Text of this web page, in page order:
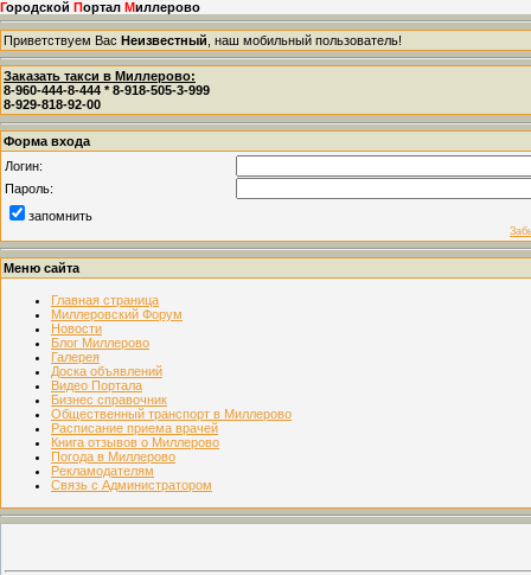
Городской Портал Миллерово
Приветствуем Вас Неизвестный , наш мобильный пользователь!
Заказать такси в Миллерово:
8-960-444-8-444 * 8-918-505-3-999
8-929-818-92-00
Форма входа
Логин:
Пароль:
запомнить
Меню сайта
Главная страница
Миллеровский Форум
Новости
Блог Миллерово
Галерея
Доска объявлений
Видео Портала
Бизнес справочник
Общественный транспорт в Миллерово
Расписание приема врачей
Книга отзывов о Миллерово
Погода в Миллерово
Рекламодателям
Связь с Администратором